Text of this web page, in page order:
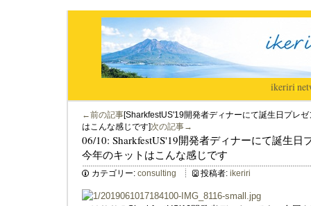
ikeriri|
←前の記事[SharkfestUS'19開発者ディナーにて誕生日プレ
はこんな感じです]次の記事→
06/10: SharkfestUS'19開発者ディナーにて誕生
今年のキットはこんな感じです
カテゴリー: consulting 投稿者: ikeriri